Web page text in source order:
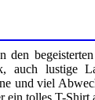
den
auch lustige
und viel
ein tolles T-Shirt